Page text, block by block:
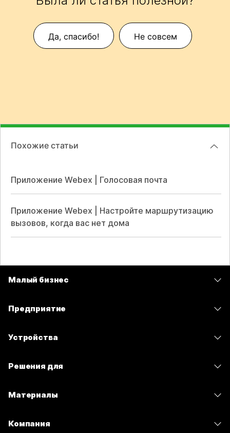
Да, спасибо! Не совсем
Похожие статьи
Приложение Webex | Голосовая почта
Приложение Webex | Настройте маршрутизацию
вызовов, когда вас нет дома
Малый бизнес
Предприятие
Устройства
Решения для
Материалы
Компания